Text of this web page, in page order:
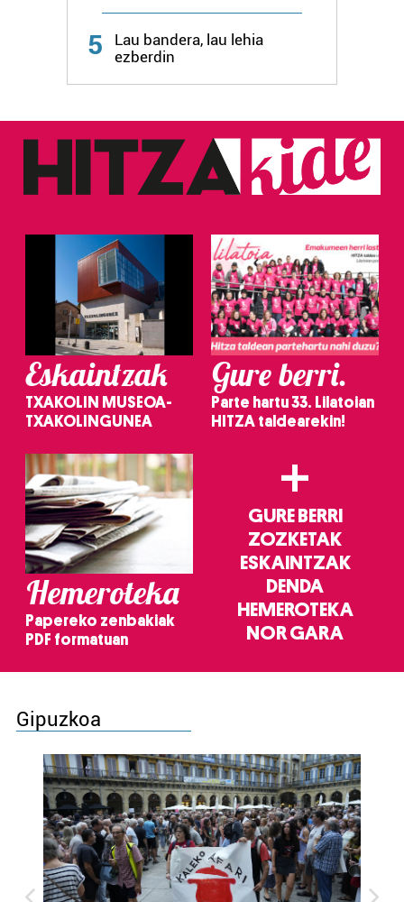
zerbitzuak hobetzeko asmoz, cookie teknologiaz
5
Lau bandera, lau lehia
ezberdin
Eskaintzak
TXAKOLIN MUSEOA-
TXAKOLINGUNEA
Gure berri.
Parte hartu 33. Lilatoian
HITZA taldearekin!
Hemeroteka
Papereko zenbakiak
PDF formatuan
+
GURE BERRI
ZOZKETAK
ESKAINTZAK
DENDA
HEMEROTEKA
NOR GARA
Gipuzkoa